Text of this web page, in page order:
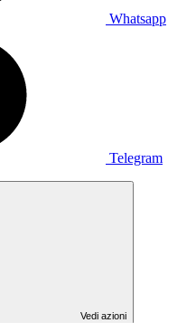
Whatsapp
Telegram
Vedi azioni